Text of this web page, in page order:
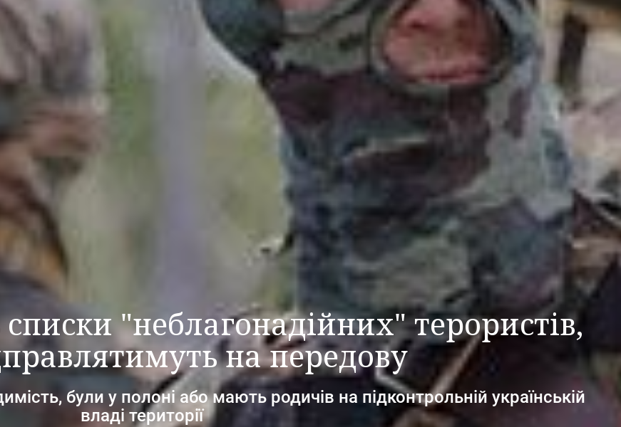
"неблагонадійних" терористів,
на передову
були у полоні або мають родичів на підконтрольній українській
владі території